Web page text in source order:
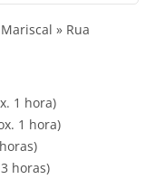
» Rua
1 hora)
1 hora)
horas)